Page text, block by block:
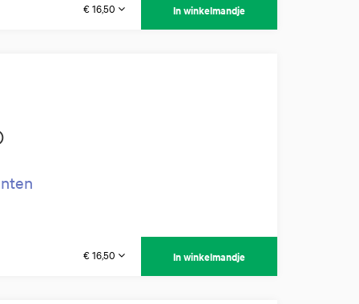
€ 16,50 In winkelmandje
€ 16,50 In winkelmandje